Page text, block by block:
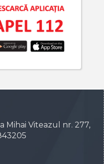
Mihai Viteazul nr. 277,